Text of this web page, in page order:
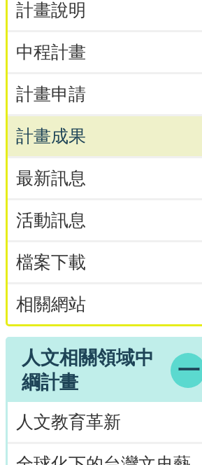
計畫說明
中程計畫
計畫申請
計畫成果
最新訊息
活動訊息
檔案下載
相關網站
人文相關領域中
綱計畫
人文教育革新